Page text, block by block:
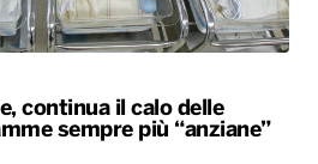
continua il calo delle
sempre più “anziane”